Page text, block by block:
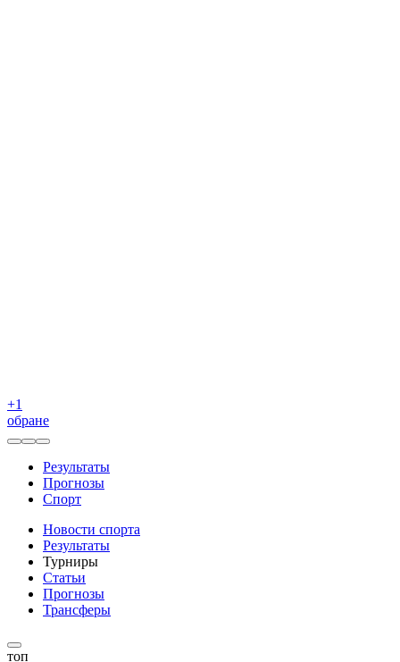
+1
обране
Результаты
Прогнозы
Спорт
Новости спорта
Результаты
Турниры
Статьи
Прогнозы
Трансферы
топ